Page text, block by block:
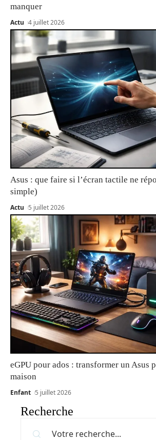
manquer
Actu 4 juillet 2026
Asus : que faire si l’écran tactile ne
simple)
Actu 5 juillet 2026
eGPU pour ados : transformer un Asus
maison
Enfant 5 juillet 2026
Recherche